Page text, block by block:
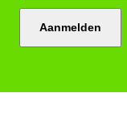
Aanmelden